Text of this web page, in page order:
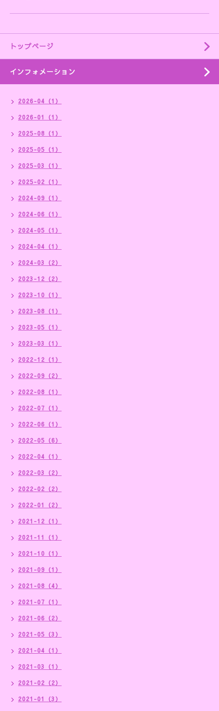
トップページ
インフォメーション
2026-04（1）
2026-01（1）
2025-08（1）
2025-05（1）
2025-03（1）
2025-02（1）
2024-09（1）
2024-06（1）
2024-05（1）
2024-04（1）
2024-03（2）
2023-12（2）
2023-10（1）
2023-08（1）
2023-05（1）
2023-03（1）
2022-12（1）
2022-09（2）
2022-08（1）
2022-07（1）
2022-06（1）
2022-05（6）
2022-04（1）
2022-03（2）
2022-02（2）
2022-01（2）
2021-12（1）
2021-11（1）
2021-10（1）
2021-09（1）
2021-08（4）
2021-07（1）
2021-06（2）
2021-05（3）
2021-04（1）
2021-03（1）
2021-02（2）
2021-01（3）